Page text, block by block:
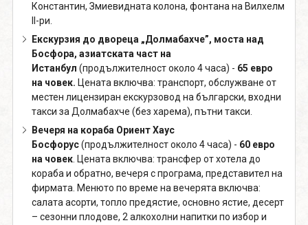
Константин, Змиевидната колона, фонтана на Вилхелм
II-ри.
Екскурзия до двореца „Долмабахче”, моста над
Босфора, азиатската част на
Истанбул (продължителност около 4 часа) - 65 евро
на човек. Цената включва: транспорт, обслужване от
местен лицензиран екскурзовод на български, входни
такси за Долмабахче (без харема), пътни такси.
Вечеря на кораба Ориент Хаус
Босфорус(продължителност около 4 часа) - 60 евро
на човек. Цената включва: трансфер от хотела до
кораба и обратно, вечеря с програма, представител на
фирмата. Менюто по време на вечерята включва:
салата асорти, топло предястие, основно ястие, десерт
– сезонни плодове, 2 алкохолни напитки по избор и